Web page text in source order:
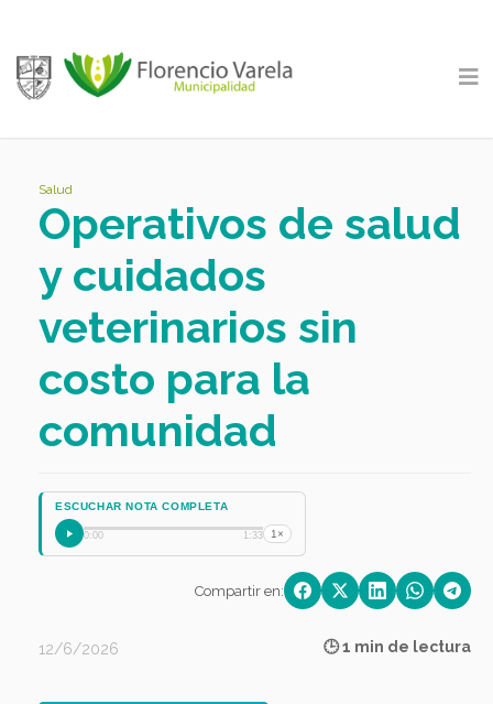
Salud
Operativos de salud
y cuidados
veterinarios sin
costo para la
comunidad
ESCUCHAR NOTA COMPLETA
0:00 1:33 1×
Compartir en:
12/6/2026 🕒 1 min de lectura